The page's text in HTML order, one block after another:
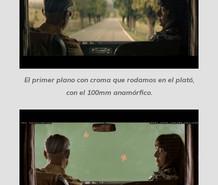
El primer plano con croma que rodamos en el plató,
con el 100mm anamórfico.